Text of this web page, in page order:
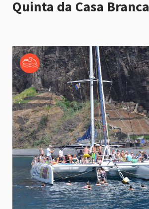
Quinta da Casa Branca